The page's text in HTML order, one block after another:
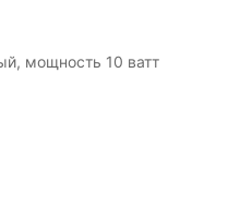
мощность 10 ватт